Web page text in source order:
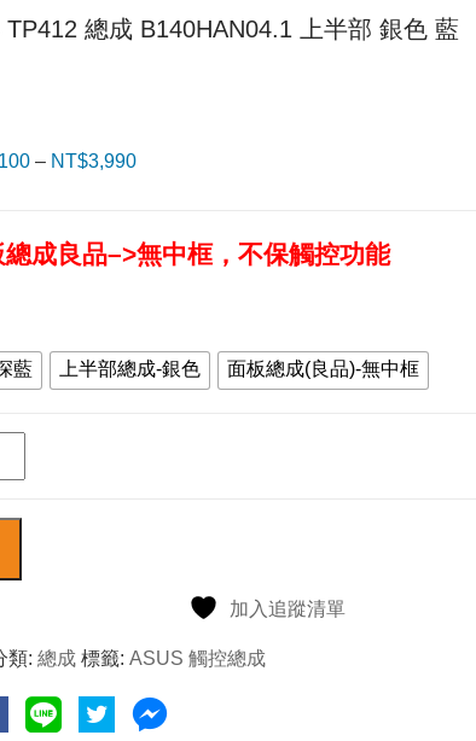
TP412 總成 B140HAN04.1 上半部 銀色 藍
– NT$3,990價格範
NT$2,100
NT$3,990
成良品–>無中框，不保觸控功能
藍
上半部總成-銀色 面板總成(良品)-無中框
加入追蹤清單
類:總成 標籤:ASUS 觸控總成